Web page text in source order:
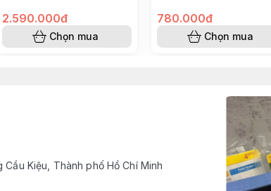
B4YDT
2.590.000đ
Chọn mua
780.000đ
Chọn mua
Kiệu, Thành phố Hồ Chí Minh